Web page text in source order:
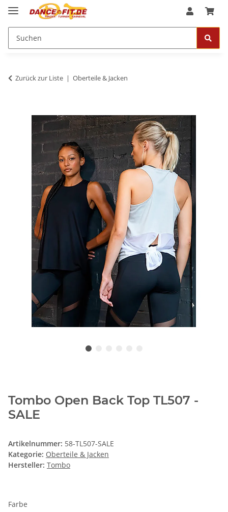
Zurück zur Liste Oberteile & Jacken
Tombo Open Back Top TL507 -
SALE
Artikelnummer: 58-TL507-SALE
Kategorie: Oberteile & Jacken
Hersteller: Tombo
Farbe